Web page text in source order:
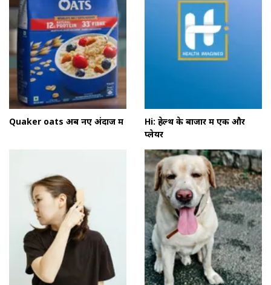
Quaker oats अब नए अंदाज में
Hi: हेल्थ के बाजार में एक और
प्लेयर